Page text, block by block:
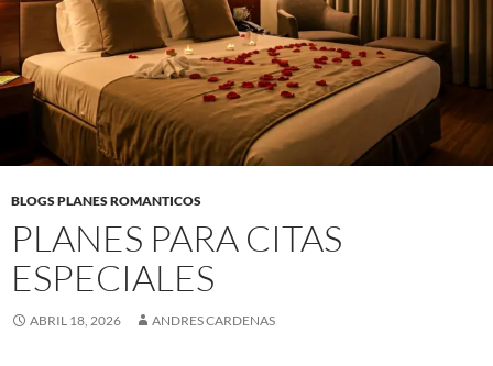
BLOGS PLANES ROMANTICOS
PLANES PARA CITAS
ESPECIALES
ABRIL 18, 2026 ANDRES CARDENAS